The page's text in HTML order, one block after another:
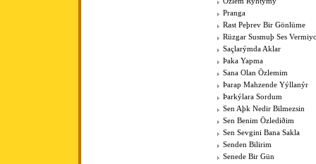
Pranga
Rast Peþrev Bir Gönlüme
Rüzgar Susmuþ Ses
Saçlarýmda Aklar
Þaka Yapma
Sana Olan Özlemim
Þarap Mahzende Yýllanýr
Þarkýlara Sordum
Sen Aþk Nedir Bilmezsin
Sen Benim Özlediðim
Sen Sevgini Bana Sakla
Senden Bilirim
Senede Bir Gün